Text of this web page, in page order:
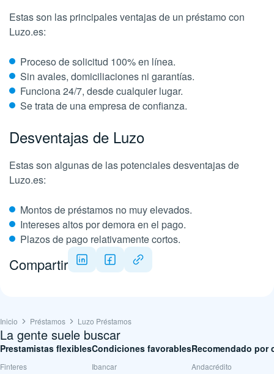
Estas son las principales ventajas de un préstamo con
Luzo.es:
Proceso de solicitud 100% en línea.
Sin avales, domiciliaciones ni garantías.
Funciona 24/7, desde cualquier lugar.
Se trata de una empresa de confianza.
Desventajas de Luzo
Estas son algunas de las potenciales desventajas de
Luzo.es:
Montos de préstamos no muy elevados.
Intereses altos por demora en el pago.
Plazos de pago relativamente cortos.
Compartir
Inicio Préstamos Luzo Préstamos
La gente suele buscar
Prestamistas flexibles
Finteres
Condiciones favorables
Ibancar
Recomendado por
Andacrédito